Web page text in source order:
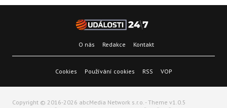
O nás Redakce Kontakt
Cookies Používání cookies RSS VOP
Copyright © 2016-2026 abcMedia Network s.r.o. - Theme v1.0.5